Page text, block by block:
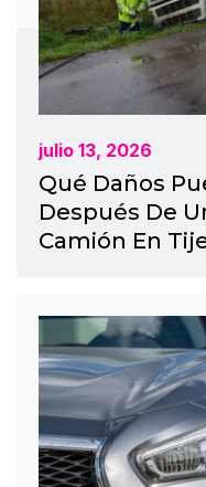
julio 13, 2026
Qué Daños
Después De
Camión En